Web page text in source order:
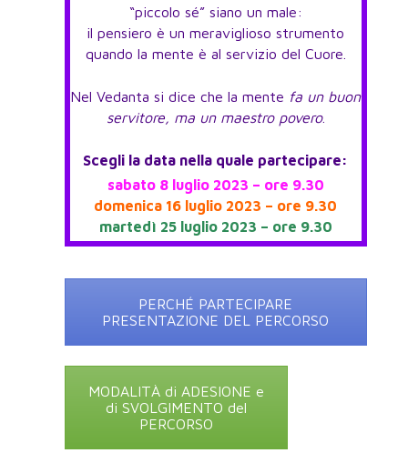
“piccolo sé” siano un male:
il pensiero è un meraviglioso strumento
quando la mente è al servizio del Cuore.
Nel Vedanta si dice che la mente fa un buon
servitore, ma un maestro povero.
Scegli la data nella quale partecipare:
sabato 8 luglio 2023 – ore 9.30
domenica 16 luglio 2023 – ore 9.30
martedì 25 luglio 2023 – ore 9.30
PERCHÉ PARTECIPARE
PRESENTAZIONE DEL PERCORSO
MODALITÀ di ADESIONE e
di SVOLGIMENTO del
PERCORSO